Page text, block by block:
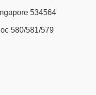
534564
580/581/579